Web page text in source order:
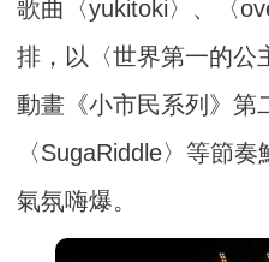
歌曲〈yukitoki〉、〈
排，以〈世界第一的公
動畫《小市民系列》第
〈SugaRiddle〉等節
氣氛嗨爆。